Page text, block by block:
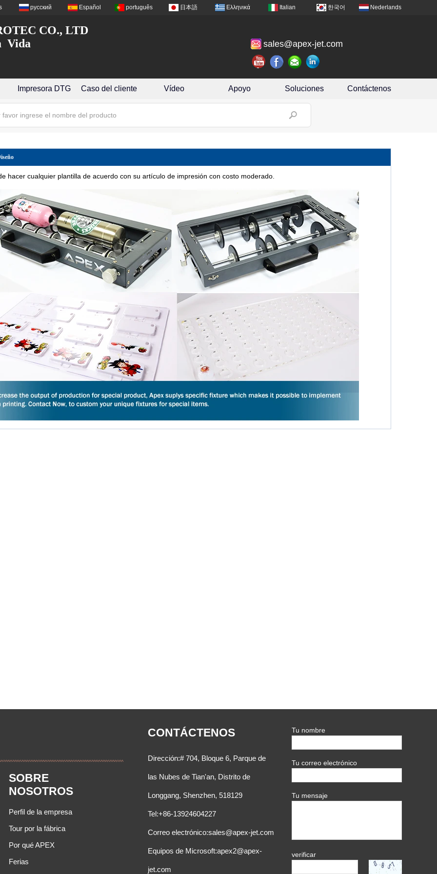
русский Español português 日本語 Ελληνικά Italian 한국어 Nederlands
CO., LTD
Vida
sales@apex-jet.com
Impresora DTG Caso del cliente Vídeo Apoyo Soluciones Contáctenos
hacer cualquier plantilla de acuerdo con su artículo de impresión con costo moderado.
SOBRE
NOSOTROS
Perfil de la empresa
Tour por la fábrica
Por qué APEX
Ferias
CONTÁCTENOS
Dirección:# 704, Bloque 6, Parque de
las Nubes de Tian'an, Distrito de
Longgang, Shenzhen, 518129
Tel:+86-13924604227
Correo electrónico:sales@apex-jet.com
Equipos de Microsoft:apex2@apex-
jet.com
Tu nombre
Tu correo electrónico
Tu mensaje
verificar